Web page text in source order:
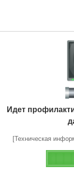
Идет
[Техническая